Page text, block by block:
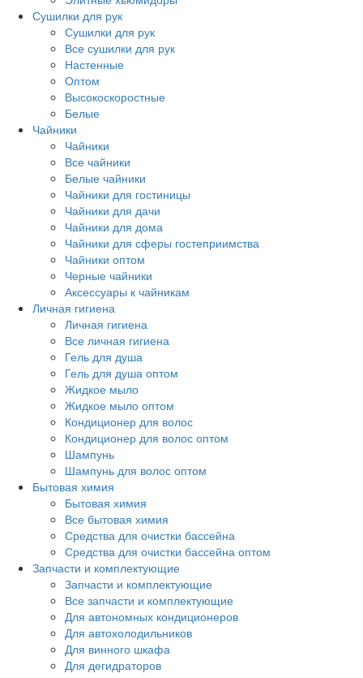
Сушилки для рук
Сушилки для рук
Все сушилки для рук
Настенные
Оптом
Высокоскоростные
Белые
Чайники
Чайники
Все чайники
Белые чайники
Чайники для гостиницы
Чайники для дачи
Чайники для дома
Чайники для сферы гостеприимства
Чайники оптом
Черные чайники
Аксессуары к чайникам
Личная гигиена
Личная гигиена
Все личная гигиена
Гель для душа
Гель для душа оптом
Жидкое мыло
Жидкое мыло оптом
Кондиционер для волос
Кондиционер для волос оптом
Шампунь
Шампунь для волос оптом
Бытовая химия
Бытовая химия
Все бытовая химия
Средства для очистки бассейна
Средства для очистки бассейна оптом
Запчасти и комплектующие
Запчасти и комплектующие
Все запчасти и комплектующие
Для автономных кондиционеров
Для автохолодильников
Для винного шкафа
Для дегидраторов